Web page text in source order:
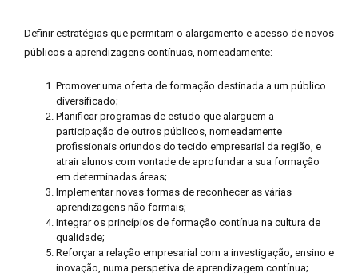
Definir estratégias que permitam o alargamento e acesso de novos
públicos a aprendizagens contínuas, nomeadamente:
Promover uma oferta de formação destinada a um público
diversificado;
Planificar programas de estudo que alarguem a
participação de outros públicos, nomeadamente
profissionais oriundos do tecido empresarial da região, e
atrair alunos com vontade de aprofundar a sua formação
em determinadas áreas;
Implementar novas formas de reconhecer as várias
aprendizagens não formais;
Integrar os princípios de formação contínua na cultura de
qualidade;
Reforçar a relação empresarial com a investigação, ensino e
inovação, numa perspetiva de aprendizagem contínua;